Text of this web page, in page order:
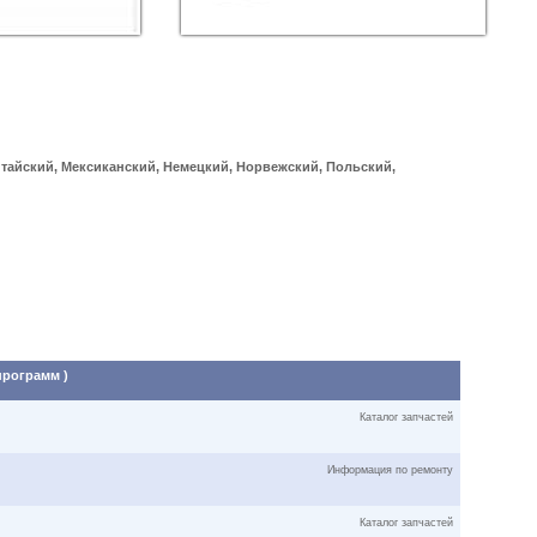
Мексиканский, Немецкий, Норвежский, Польский,
)
Каталог запчастей
Информация по ремонту
Каталог запчастей